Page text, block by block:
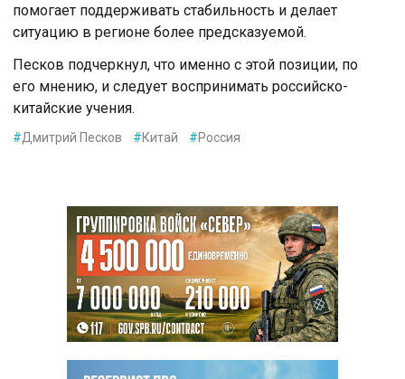
помогает поддерживать стабильность и делает
ситуацию в регионе более предсказуемой.
Песков подчеркнул, что именно с этой позиции, по
его мнению, и следует воспринимать российско-
китайские учения.
#Дмитрий Песков #Китай #Россия